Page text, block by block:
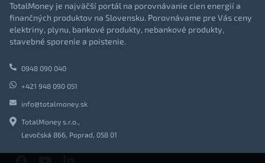
TotalMoney je najväčší portál na porovnávanie cien energií a
finančných produktov na Slovensku. Porovnávame pre Vás ceny
elektriny, plynu, bankové produkty, nebankové produkty,
stavebné sporenie a poistenie.
0948 090 040
+421 948 090 051
info@totalmoney.sk
TotalMoney s.r.o.,
Levočská 866, Poprad, 058 01